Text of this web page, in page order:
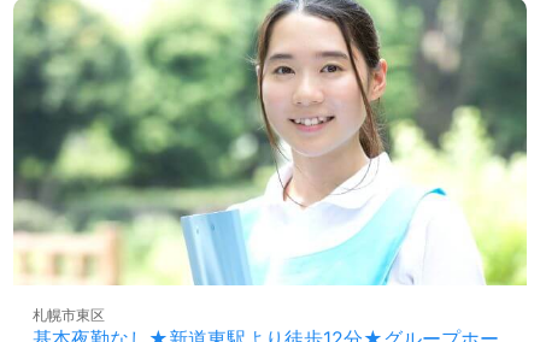
い』『少人数制で寄り添った介護支援を実現したい』『豊
富なキャリアパス、今後のキャリアが思い描ける職場で働
きたい』『環境を変えて働きたい』等の方も大歓迎です。
働き方や選考フロー等、担当コンサルタントよりご案内し
ます。お問い合わせも遠慮なくお願いします。
医療/福祉業界の正社員/パート求人探しは【ウィルオブ介
護】＊求人情報収集、将来的に検討の方も遠慮なく＊
LINE、メール、お電話などご希望に応じてお問い合わせ/ご
相談可能です。転職相談、求人紹介、年収交渉など完全無
料サービスをご利用いただけます。＜非公開求人も取扱い
あり！＞"転職支援"のプロと一緒に転職活動！お問い合わ
せお待ちしております。
札幌市東区